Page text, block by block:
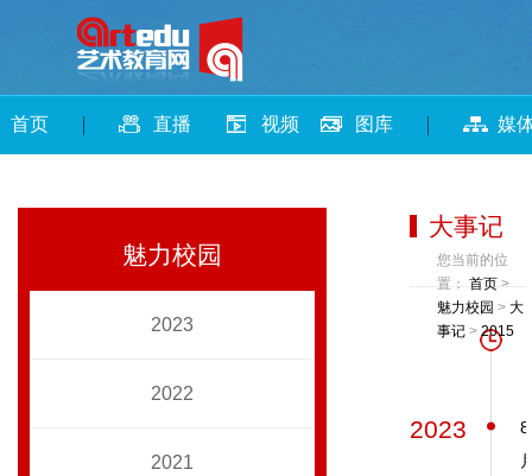
首页 直播 视频 图库 媒
魅力校园
2023
2022
2021
大事记
您当前的位
置：首页>
魅力校园 > 大
事记 > 2015
2023
8